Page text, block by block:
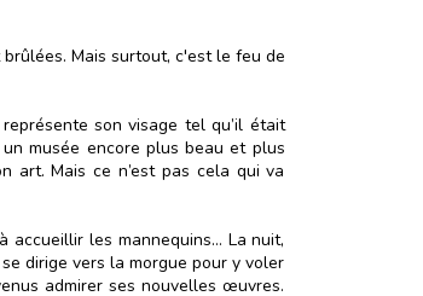
Mais surtout, c'est le feu de
son visage tel qu’il était
musée encore plus beau et plus
art. Mais ce n’est pas cela qui va
accueillir les mannequins… La nuit,
dirige vers la morgue pour y voler
admirer ses nouvelles œuvres.